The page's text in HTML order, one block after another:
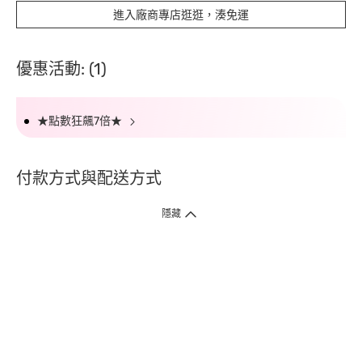
進入廠商專店逛逛，湊免運
優惠活動: (1)
★點數狂飆7倍★
付款方式與配送方式
隱藏